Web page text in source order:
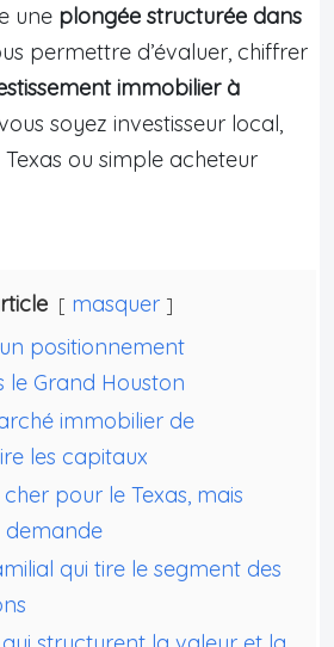
une plongée structurée dans
permettre d’évaluer, chiffrer
immobilier à
soyez investisseur local,
ou simple acheteur
masquer
positionnement
le Grand Houston
immobilier de
les capitaux
pour le Texas, mais
demande
qui tire le segment des